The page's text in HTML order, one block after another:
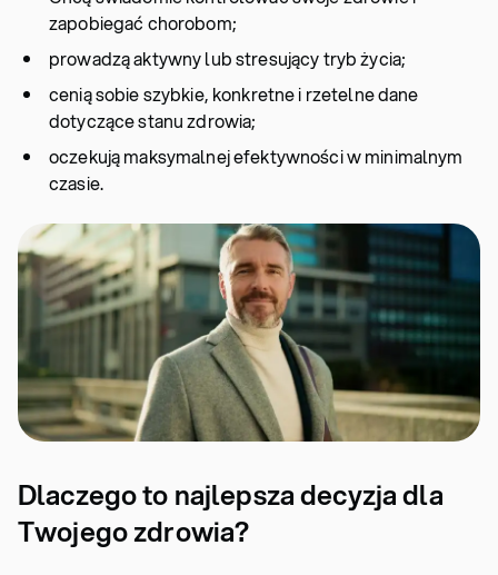
zapobiegać chorobom;
prowadzą aktywny lub stresujący tryb życia;
cenią sobie szybkie, konkretne i rzetelne dane
dotyczące stanu zdrowia;
oczekują maksymalnej efektywności w minimalnym
czasie.
Dlaczego to najlepsza decyzja dla
Twojego zdrowia?